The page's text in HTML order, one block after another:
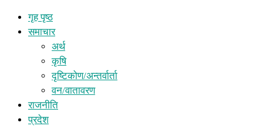
गृह पृष्ठ
समाचार
अर्थ
कृषि
दृष्टिकोण/अन्तर्वार्ता
वन/वातावरण
राजनीति
प्रदेश